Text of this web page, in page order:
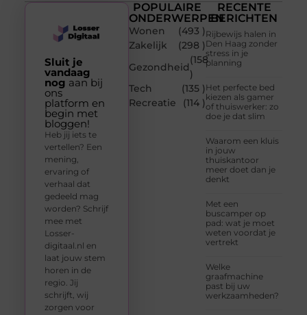
POPULAIRE
ONDERWERPEN
Wonen
(493 )
Zakelijk
(298 )
Gezondheid
(158
)
Tech
(135 )
Recreatie
(114 )
RECENTE
BERICHTEN
Rijbewijs halen in
Den Haag zonder
stress in je
planning
Het perfecte bed
kiezen als gamer
of thuiswerker: zo
doe je dat slim
Waarom een kluis
in jouw
thuiskantoor
meer doet dan je
denkt
Met een
buscamper op
pad: wat je moet
weten voordat je
vertrekt
Welke
graafmachine
past bij uw
werkzaamheden?
Sluit je
vandaag
nog aan bij
ons
platform en
begin met
bloggen!
Heb jij iets te
vertellen? Een
mening,
ervaring of
verhaal dat
gedeeld mag
worden? Schrijf
mee met
Losser-
digitaal.nl en
laat jouw stem
horen in de
regio. Jij
schrijft, wij
zorgen voor